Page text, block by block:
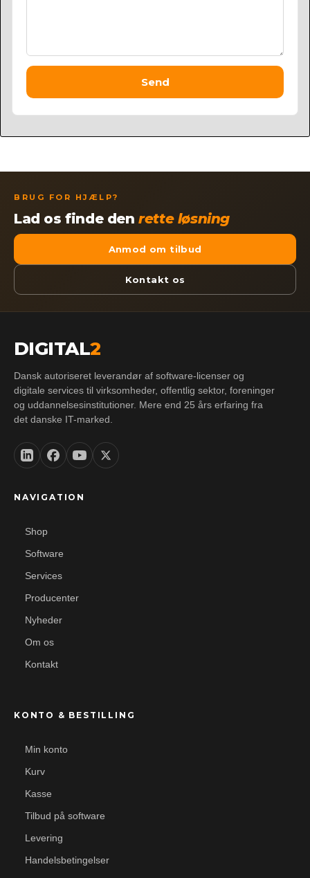
Send
BRUG FOR HJÆLP?
Lad os finde denrette løsning
Anmod om tilbud
Kontakt os
DIGITAL2
Dansk autoriseret leverandør af software-licenser og
digitale services til virksomheder, offentlig sektor, foreninger
og uddannelsesinstitutioner. Mere end 25 års erfaring fra
det danske IT-marked.
NAVIGATION
Shop
Software
Services
Producenter
Nyheder
Om os
Kontakt
KONTO & BESTILLING
Min konto
Kurv
Kasse
Tilbud på software
Levering
Handelsbetingelser